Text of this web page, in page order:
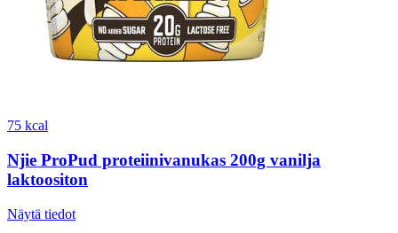
75 kcal
Njie ProPud proteiinivanukas 200g vanilja
laktoositon
Näytä tiedot